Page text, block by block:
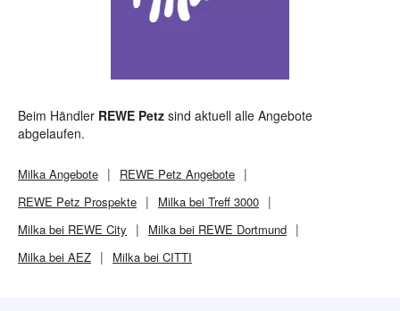
Beim Händler REWE Petz sind aktuell alle Angebote
abgelaufen.
Milka Angebote REWE Petz Angebote
REWE Petz Prospekte
Milka bei Treff 3000
Milka bei REWE City
Milka bei REWE Dortmund
Milka bei AEZ
Milka bei CITTI